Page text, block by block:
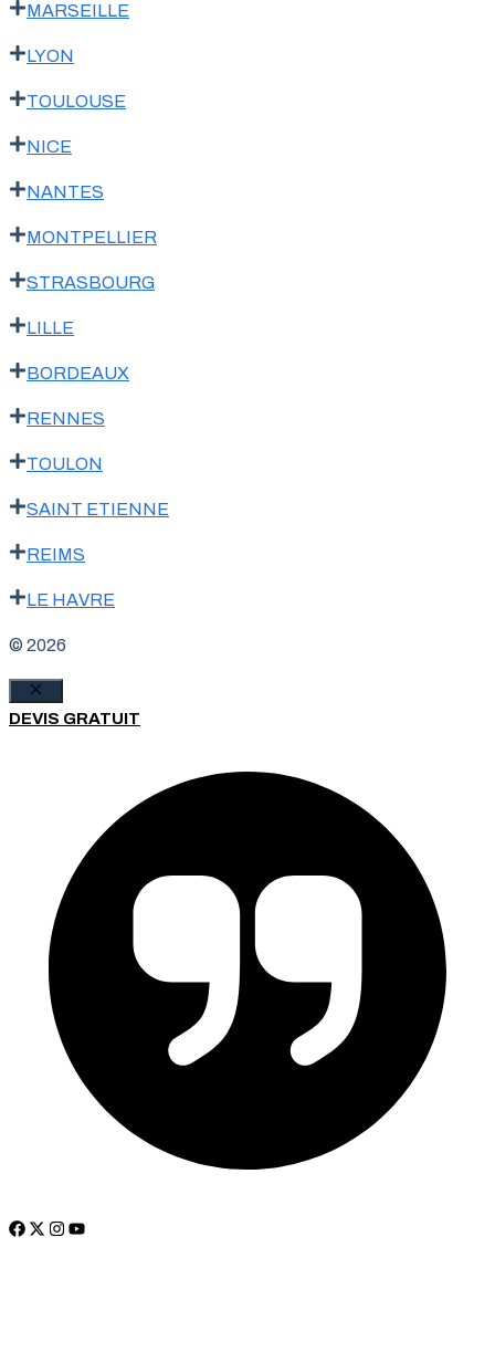
MARSEILLE
LYON
TOULOUSE
NICE
NANTES
MONTPELLIER
STRASBOURG
LILLE
BORDEAUX
RENNES
TOULON
SAINT ETIENNE
REIMS
LE HAVRE
© 2026
Fermer
DEVIS GRATUIT